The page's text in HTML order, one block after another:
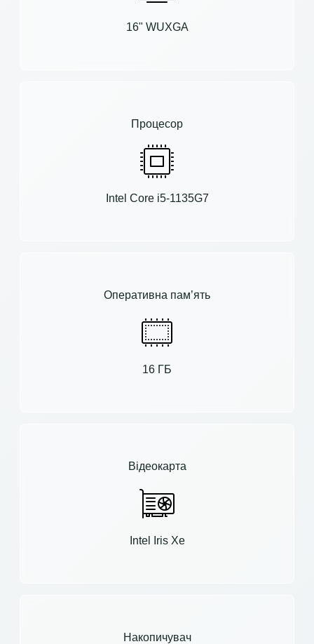
16" WUXGA
Процесор
Intel Core i5-1135G7
Оперативна пам’ять
16 ГБ
Відеокарта
Intel Iris Xe
Накопичувач